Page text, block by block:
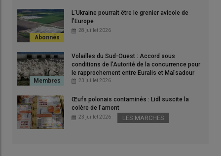
La filière poulet Label rouge sur le territoire Sud-Ouest est
accompagnée et valorisée par la coopérative Auraïa
© A. Puybasset
fusionnentpour créer Auraïa, après 18 mois d’échange.La
coopérative, portée par Florent Estebenet (président du conseil
d’administration) et Sylvain Théon (directeur général),
L’Ukraine pourrait être le grenier avicole de
l’Europe
28 juillet 2026
Volailles du Sud-Ouest : Accord sous
conditions de l’Autorité de la concurrence pour
le rapprochement entre Euralis et Maïsadour
23 juillet 2026
Œufs polonais contaminés : Lidl suscite la
colère de l’amont
23 juillet 2026 LES MARCHES